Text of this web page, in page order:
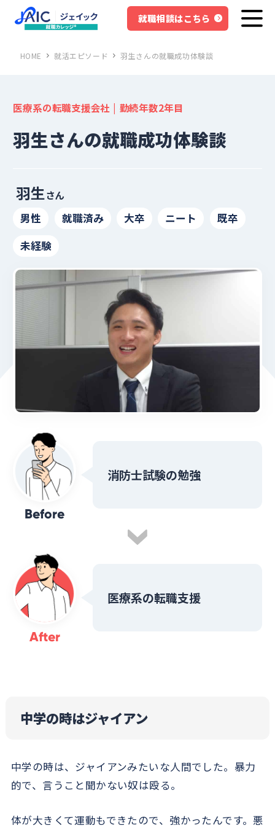
就職相談はこちら
HOME 就活エピソード 羽生さんの就職成功体験談
医療系の転職支援会社 | 勤続年数2年目
羽生さんの就職成功体験談
羽生さん
男性 就職済み 大卒 ニート
既卒
未経験
Before
消防士試験の勉強
After
医療系の転職支援
中学の時はジャイアン
中学の時は、ジャイアンみたいな人間でした。暴力
的で、言うこと聞かない奴は殴る。
体が大きくて運動もできたので、強かったんです。悪